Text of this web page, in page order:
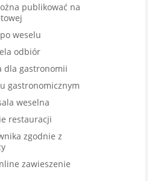
publikować na
weselu
odbiór
dla gastronomii
gastronomicznym
weselna
restauracji
zgodnie z
zawieszenie